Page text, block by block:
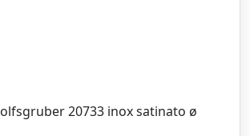
20733 inox satinato ø